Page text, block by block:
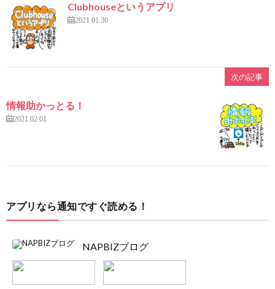
Clubhouseというアプリ
2021.01.30
次の記事
情報助かっとる！
2021.02.01
アプリなら通知ですぐ読める！
NAPBIZブログ